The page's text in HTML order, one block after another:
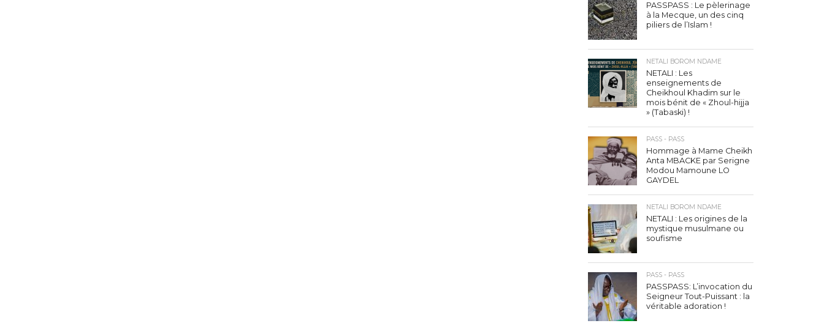
PASSPASS : Le pèlerinage
à la Mecque, un des cinq
piliers de l’Islam !
NETALI BOROM NDAME
NETALI : Les
enseignements de
Cheikhoul Khadim sur le
mois bénit de « Zhoul-hijja
» (Tabaski) !
PASS - PASS
Hommage à Mame Cheikh
Anta MBACKE par Serigne
Modou Mamoune LO
GAYDEL
NETALI BOROM NDAME
NETALI : Les origines de la
mystique musulmane ou
soufisme
PASS - PASS
PASSPASS: L’invocation du
Seigneur Tout-Puissant : la
véritable adoration !